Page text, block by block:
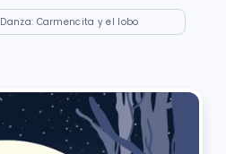
Danza: Carmencita y el lobo